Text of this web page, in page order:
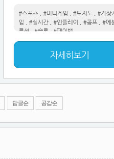
#스포츠 #미니게임 #토지노
#가상
임
#실시간 #인플레이 #콤프
#에
루션
#슬롯 #페이백
자세히보기
답글순 공감순